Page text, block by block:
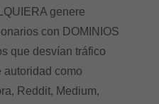
genere
con DOMINIOS
que desvían tráfico
autoridad como
Reddit, Medium,